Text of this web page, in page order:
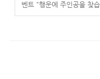
벤트 "행운에 주인공을 찾